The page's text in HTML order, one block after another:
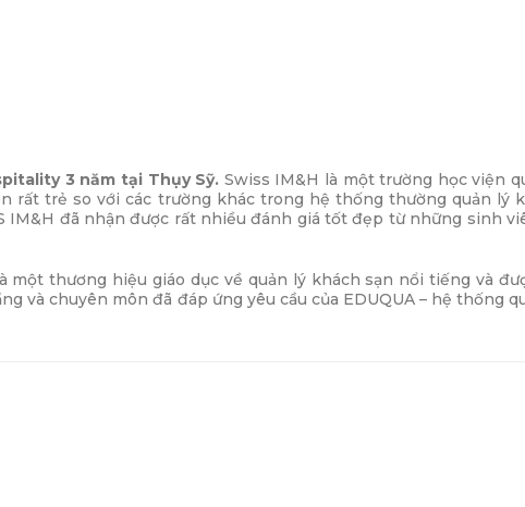
3 năm tại Thụy Sỹ. Swiss IM&H là một trường học viện
rất trẻ so với các trường khác trong hệ thống thường quản lý
đã nhận được rất nhiều đánh giá tốt đẹp từ những sinh
thương hiệu giáo dục về quản lý khách sạn nổi tiếng và
và chuyên môn đã đáp ứng yêu cầu của EDUQUA – hệ thống